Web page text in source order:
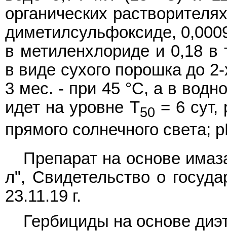
органических
диметилсульфоксиде,
в метиленхлориде и 0,18 в
в виде сухого порошка до
3 мес. - при 45 °C, а в
идет на уровне T50 = 6 сут,
прямого солнечного света;
Препарат на основе
л", Свидетельство о
23.11.19 г.
Гербициды на основе